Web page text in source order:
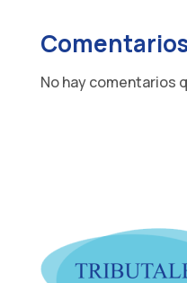
No hay comentarios